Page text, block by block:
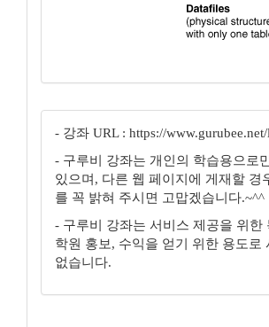
- 강좌 URL : https://
- 구루비 강좌는 개인의 학습용으로
있으며, 다른 웹 페이지에 게재할 경
를 꼭 밝혀 주시면 고맙겠습니다.~^^
- 구루비 강좌는 서비스 제공을 위한
학원 홍보, 수익을 얻기 위한 용도로
없습니다.